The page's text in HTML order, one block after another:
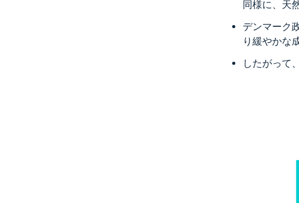
同様に、天
デンマーク
り緩やかな
したがって